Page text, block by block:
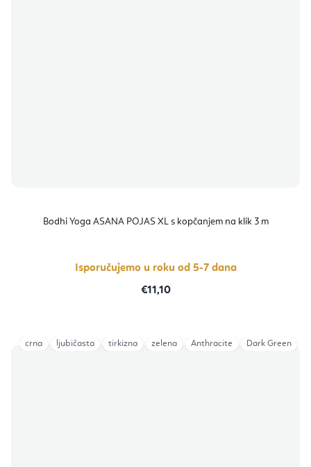
Bodhi Yoga ASANA POJAS XL s kopčanjem na klik 3 m
Isporučujemo u roku od 5-7 dana
€11,10
crna ljubičasta tirkizna zelena Anthracite Dark Green